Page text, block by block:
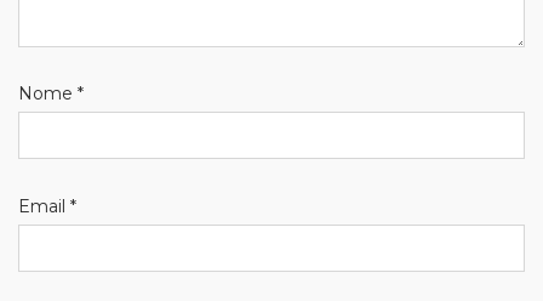
Nome *
Email *